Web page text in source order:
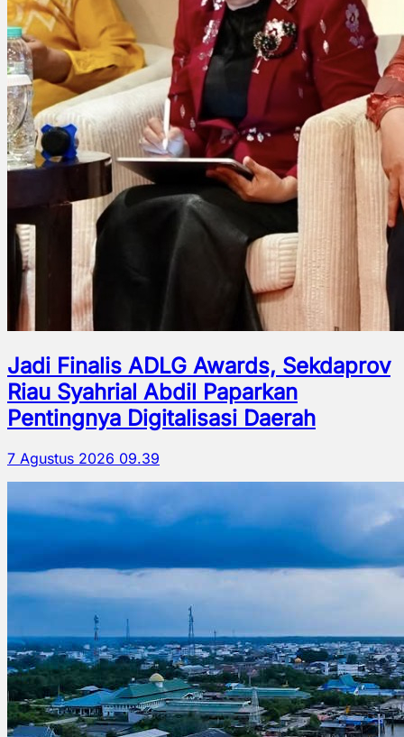
Jadi Finalis ADLG Awards, Sekdaprov
Riau Syahrial Abdil Paparkan
Pentingnya Digitalisasi Daerah
7 Agustus 2026 09.39